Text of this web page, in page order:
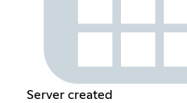
Server created